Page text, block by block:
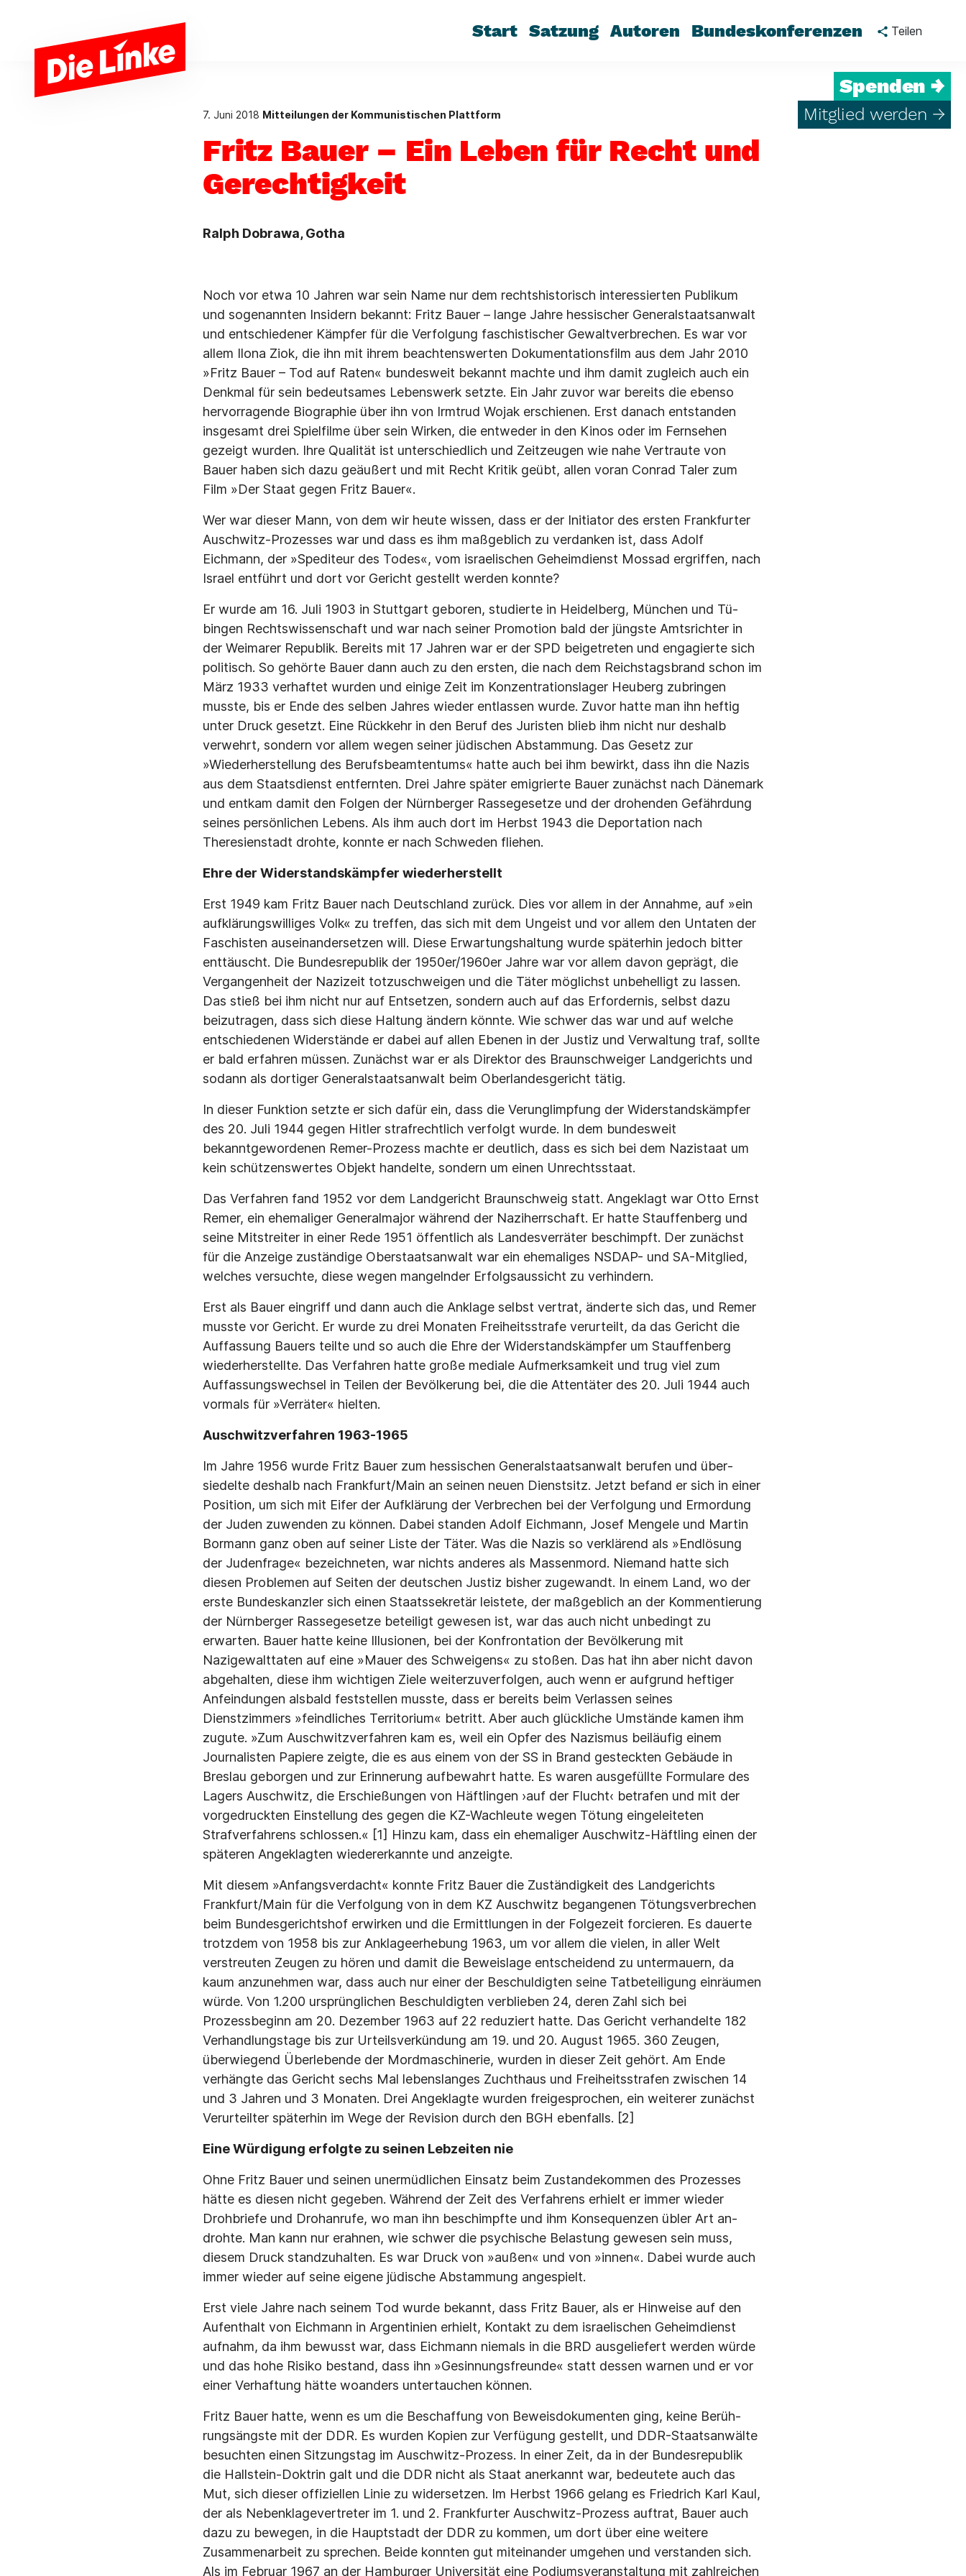
Start Satzung Autoren Bundeskonferenzen Teilen
Spenden →
Mitglied werden →
7. Juni 2018 Mitteilungen der Kommunistischen Plattform
Fritz Bauer – Ein Leben für Recht und
Gerechtigkeit
Ralph Dobrawa, Gotha
Noch vor etwa 10 Jahren war sein Name nur dem rechtshistorisch interessierten Publikum
und sogenannten Insidern bekannt: Fritz Bauer – lange Jahre hessischer Generalstaatsan­walt
und entschiedener Kämpfer für die Verfolgung faschistischer Gewaltverbrechen. Es war vor
allem Ilona Ziok, die ihn mit ihrem beachtenswerten Dokumentationsfilm aus dem Jahr 2010
»Fritz Bauer – Tod auf Raten« bundesweit bekannt machte und ihm da­mit zugleich auch ein
Denkmal für sein bedeutsames Lebenswerk setzte. Ein Jahr zuvor war bereits die ebenso
hervorragende Biographie über ihn von Irmtrud Wojak erschienen. Erst danach entstanden
insgesamt drei Spielfilme über sein Wirken, die entweder in den Kinos oder im Fernsehen
gezeigt wurden. Ihre Qualität ist unterschiedlich und Zeitzeugen wie nahe Ver­traute von
Bauer haben sich dazu geäußert und mit Recht Kritik geübt, allen voran Conrad Taler zum
Film »Der Staat gegen Fritz Bauer«.
Wer war dieser Mann, von dem wir heute wissen, dass er der Initiator des ersten Frankfur­ter
Auschwitz-Prozesses war und dass es ihm maßgeblich zu verdanken ist, dass Adolf
Eichmann, der »Spediteur des Todes«, vom israelischen Geheimdienst Mossad ergriffen, nach
Israel entführt und dort vor Gericht gestellt werden konnte?
Er wurde am 16. Juli 1903 in Stuttgart geboren, studierte in Heidelberg, München und Tü­
bingen Rechtswissenschaft und war nach seiner Promotion bald der jüngste Amtsrichter in
der Weimarer Republik. Bereits mit 17 Jahren war er der SPD beigetreten und engagierte sich
politisch. So gehörte Bauer dann auch zu den ersten, die nach dem Reichstagsbrand schon im
März 1933 verhaftet wurden und einige Zeit im Konzentrationslager Heuberg zu­bringen
musste, bis er Ende des selben Jahres wieder entlassen wurde. Zuvor hatte man ihn heftig
unter Druck gesetzt. Eine Rückkehr in den Beruf des Juristen blieb ihm nicht nur deshalb
verwehrt, sondern vor allem wegen seiner jüdischen Abstammung. Das Gesetz zur
»Wiederherstellung des Berufsbeamtentums« hatte auch bei ihm bewirkt, dass ihn die Na­zis
aus dem Staatsdienst entfernten. Drei Jahre später emigrierte Bauer zunächst nach Dä­nemark
und entkam damit den Folgen der Nürnberger Rassegesetze und der drohen­den Gefährdung
seines persönlichen Lebens. Als ihm auch dort im Herbst 1943 die Depor­tation nach
Theresienstadt drohte, konnte er nach Schweden fliehen.
Ehre der Widerstandskämpfer wiederherstellt
Erst 1949 kam Fritz Bauer nach Deutschland zu­rück. Dies vor allem in der Annahme, auf »ein
auf­klärungswilliges Volk« zu treffen, das sich mit dem Ungeist und vor allem den Unta­ten der
Faschisten auseinandersetzen will. Diese Erwartungshaltung wurde späterhin je­doch bitter
enttäuscht. Die Bundesrepublik der 1950er/1960er Jahre war vor allem davon geprägt, die
Vergangenheit der Nazizeit totzuschweigen und die Täter mög­lichst unbehel­ligt zu lassen.
Das stieß bei ihm nicht nur auf Entsetzen, sondern auch auf das Erfordernis, selbst dazu
beizutragen, dass sich diese Haltung ändern könnte. Wie schwer das war und auf welche
entschiedenen Widerstände er dabei auf allen Ebenen in der Justiz und Verwaltung traf, sollte
er bald erfahren müssen. Zunächst war er als Direk­tor des Braunschweiger Landgerichts und
sodann als dortiger Generalstaatsanwalt beim Oberlandesgericht tätig.
In dieser Funktion setzte er sich dafür ein, dass die Verunglimpfung der Widerstands­kämpfer
des 20. Juli 1944 gegen Hitler strafrechtlich verfolgt wurde. In dem bundesweit
bekanntgewordenen Remer-Prozess machte er deutlich, dass es sich bei dem Nazistaat um
kein schützenswertes Objekt handelte, sondern um einen Unrechtsstaat.
Das Verfahren fand 1952 vor dem Landgericht Braunschweig statt. Angeklagt war Otto Ernst
Remer, ein ehemaliger Generalmajor während der Naziherrschaft. Er hatte Stauffen­berg und
seine Mitstreiter in einer Rede 1951 öffentlich als Landesverräter beschimpft. Der zunächst
für die Anzeige zuständige Oberstaatsanwalt war ein ehemaliges NSDAP- und SA-Mitglied,
welches versuchte, diese wegen mangelnder Erfolgsaussicht zu verhin­dern.
Erst als Bauer eingriff und dann auch die Anklage selbst vertrat, änderte sich das, und Remer
musste vor Gericht. Er wurde zu drei Monaten Freiheitsstrafe verurteilt, da das Gericht die
Auffassung Bauers teilte und so auch die Ehre der Widerstandskämpfer um Stauffenberg
wiederherstellte. Das Verfahren hatte große mediale Aufmerksamkeit und trug viel zum
Auffassungswechsel in Teilen der Bevölkerung bei, die die Attentäter des 20. Juli 1944 auch
vormals für »Verräter« hielten.
Auschwitzverfahren 1963-1965
Im Jahre 1956 wurde Fritz Bauer zum hessischen Generalstaatsanwalt berufen und über­
siedelte deshalb nach Frankfurt/Main an seinen neuen Dienstsitz. Jetzt befand er sich in einer
Position, um sich mit Eifer der Aufklärung der Verbrechen bei der Verfolgung und Er­mordung
der Juden zuwenden zu können. Dabei standen Adolf Eichmann, Josef Mengele und Martin
Bormann ganz oben auf seiner Liste der Täter. Was die Nazis so verklärend als »Endlösung
der Judenfrage« bezeichneten, war nichts anderes als Massenmord. Niemand hatte sich
diesen Problemen auf Seiten der deutschen Justiz bisher zugewandt. In einem Land, wo der
erste Bundeskanzler sich einen Staatssekretär leistete, der maßgeblich an der Kommentierung
der Nürnberger Rassegesetze beteiligt gewesen ist, war das auch nicht unbedingt zu
erwarten. Bauer hatte keine Illusionen, bei der Konfrontation der Bevöl­kerung mit
Nazigewalttaten auf eine »Mauer des Schweigens« zu stoßen. Das hat ihn aber nicht davon
abgehalten, diese ihm wichtigen Ziele weiterzuverfolgen, auch wenn er auf­grund heftiger
Anfeindungen alsbald feststellen musste, dass er bereits beim Verlassen seines
Dienstzimmers »feindliches Territorium« betritt. Aber auch glückliche Umstände ka­men ihm
zugute. »Zum Auschwitzverfahren kam es, weil ein Opfer des Nazismus beiläufig einem
Journalisten Papiere zeigte, die es aus einem von der SS in Brand gesteckten Ge­bäude in
Breslau geborgen und zur Erinnerung aufbewahrt hatte. Es waren ausgefüllte For­mulare des
Lagers Auschwitz, die Erschießungen von Häftlingen ›auf der Flucht‹ betrafen und mit der
vorgedruckten Einstellung des gegen die KZ-Wachleute wegen Tötung eingelei­teten
Strafverfahrens schlossen.« [1] Hinzu kam, dass ein ehemaliger Auschwitz-Häftling einen der
späteren Angeklagten wiedererkannte und anzeigte.
Mit diesem »Anfangsverdacht« konnte Fritz Bauer die Zuständigkeit des Landgerichts
Frankfurt/Main für die Verfolgung von in dem KZ Auschwitz begangenen Tötungsverbre­chen
beim Bundesgerichtshof erwirken und die Ermittlungen in der Folgezeit forcieren. Es dauerte
trotzdem von 1958 bis zur Anklageerhebung 1963, um vor allem die vielen, in aller Welt
verstreuten Zeugen zu hören und damit die Beweislage entscheidend zu untermau­ern, da
kaum anzunehmen war, dass auch nur einer der Beschuldigten seine Tatbeteiligung einräumen
würde. Von 1.200 ursprünglichen Beschuldigten verblieben 24, deren Zahl sich bei
Prozessbeginn am 20. Dezember 1963 auf 22 reduziert hatte. Das Gericht verhandelte 182
Verhandlungstage bis zur Urteilsverkündung am 19. und 20. August 1965. 360 Zeu­gen,
überwiegend Überlebende der Mordmaschinerie, wurden in dieser Zeit gehört. Am Ende
verhängte das Gericht sechs Mal lebenslanges Zuchthaus und Freiheitsstrafen zwi­schen 14
und 3 Jahren und 3 Monaten. Drei Angeklagte wurden freigesprochen, ein weite­rer zunächst
Verurteilter späterhin im Wege der Revision durch den BGH ebenfalls. [2]
Eine Würdigung erfolgte zu seinen Lebzeiten nie
Ohne Fritz Bauer und seinen unermüdlichen Einsatz beim Zustandekommen des Prozesses
hätte es diesen nicht gegeben. Während der Zeit des Verfahrens erhielt er immer wieder
Drohbriefe und Drohanrufe, wo man ihn beschimpfte und ihm Konsequenzen übler Art an­
drohte. Man kann nur erahnen, wie schwer die psychische Belastung gewesen sein muss,
diesem Druck standzuhalten. Es war Druck von »außen« und von »innen«. Dabei wurde auch
immer wieder auf seine eigene jüdische Abstammung angespielt.
Erst viele Jahre nach seinem Tod wurde bekannt, dass Fritz Bauer, als er Hinweise auf den
Aufenthalt von Eichmann in Argentinien erhielt, Kontakt zu dem israelischen Geheimdienst
aufnahm, da ihm bewusst war, dass Eichmann niemals in die BRD ausgeliefert werden würde
und das hohe Risiko bestand, dass ihn »Gesinnungsfreunde« statt dessen warnen und er vor
einer Ver­haftung hätte woanders untertauchen können.
Fritz Bauer hatte, wenn es um die Beschaffung von Beweisdokumenten ging, keine Berüh­
rungsängste mit der DDR. Es wurden Kopien zur Verfügung gestellt, und DDR-Staatsanwäl­te
besuchten einen Sitzungstag im Auschwitz-Prozess. In einer Zeit, da in der Bundesrepu­blik
die Hallstein-Doktrin galt und die DDR nicht als Staat anerkannt war, be­deutete auch das
Mut, sich dieser offiziellen Linie zu widersetzen. Im Herbst 1966 gelang es Friedrich Karl Kaul,
der als Nebenklagevertreter im 1. und 2. Frankfurter Auschwitz-Pro­zess auftrat, Bauer auch
dazu zu bewegen, in die Hauptstadt der DDR zu kommen, um dort über eine weitere
Zusammenarbeit zu sprechen. Beide konnten gut miteinander umgehen und ver­standen sich.
Als im Februar 1967 an der Hamburger Universität eine Podiumsveranstalt­ung mit zahlreichen